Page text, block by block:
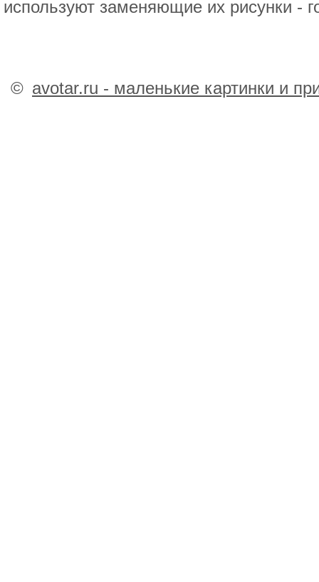
используют заменяющие их рисунки -
© avotar.ru - маленькие картинки и